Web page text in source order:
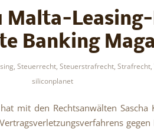
Malta-
Banking
, Steuerrecht, Steuerstrafrecht, Strafrecht,
siliconplanet
mit den Rechtsanwälten Sascha